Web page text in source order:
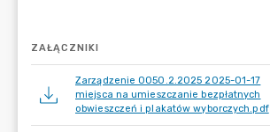
ZAŁĄCZNIKI
Zarządzenie 0050.2.2025 2025-01-17
miejsca na umieszczanie bezpłatnych
obwieszczeń i plakatów wyborczych.pdf